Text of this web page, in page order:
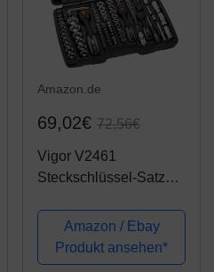
Amazon.de
69,02€ 72,56€
Vigor V2461
Steckschlüssel-Satz
Zoll, 10 mm, 3/8 Zoll,
12,5 mm, 1/2 Zoll, 172-
teilig
Amazon / Ebay
Produkt ansehen*